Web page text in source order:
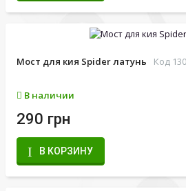
Мост для кия Spider латунь Код
В наличии
290 грн
В КОРЗИНУ